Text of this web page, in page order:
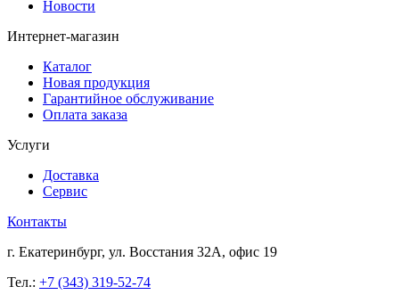
Новости
Интернет-магазин
Каталог
Новая продукция
Гарантийное обслуживание
Оплата заказа
Услуги
Доставка
Сервис
Контакты
г. Екатеринбург, ул. Восстания 32А, офис 19
Тел.: +7 (343) 319-52-74